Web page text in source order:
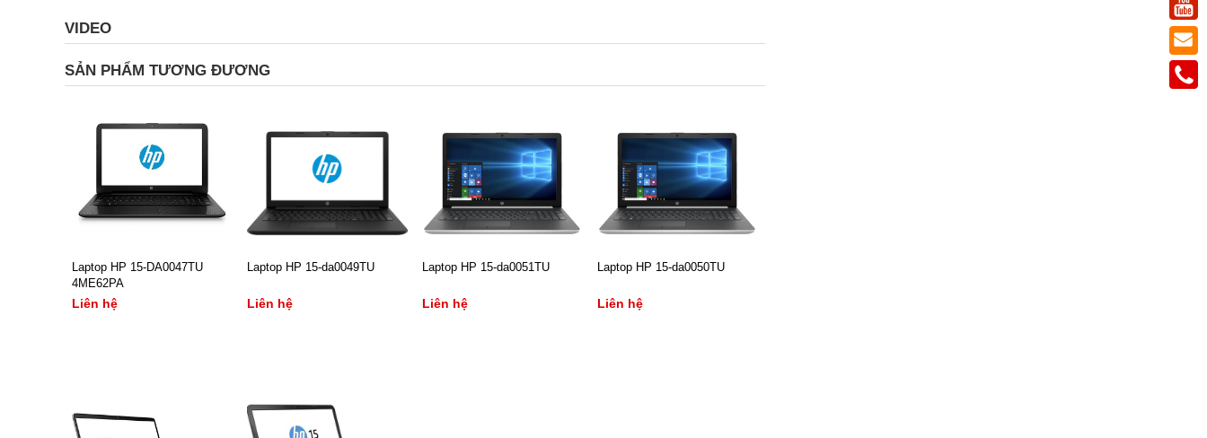
VIDEO
SẢN PHẨM TƯƠNG ĐƯƠNG
Laptop HP 15-DA0047TU
4ME62PA
Liên hệ
- RAM/ HDD:4Gb/ 500Gb
- Màn hình:15.6Inch
Laptop HP 15-da0049TU
Liên hệ
- Pentium, N5000, 4MB
Cache, Turbo Boost up to
Laptop HP 15-da0051TU
Liên hệ
Laptop HP 15-da0050TU
Liên hệ